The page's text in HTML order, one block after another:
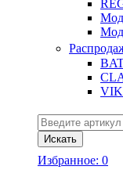
Избранное: 0